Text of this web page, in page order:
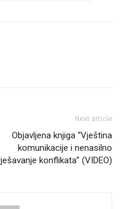
Next article
Objavljena knjiga “Vještina
komunikacije i nenasilno
konflikata” (VIDEO)